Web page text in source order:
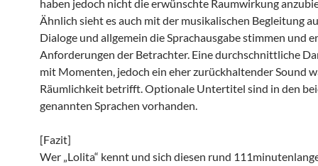
haben jedoch nicht die erwünschte Raumwirkung
Ähnlich sieht es auch mit der musikalischen Begleitung
Dialoge und allgemein die Sprachausgabe stimmen und
Anforderungen der Betrachter. Eine durchschnittliche
mit Momenten, jedoch ein eher zurückhaltender Sound
Räumlichkeit betrifft. Optionale Untertitel sind in den
genannten Sprachen vorhanden.
[Fazit]
Wer „Lolita“ kennt und sich diesen rund